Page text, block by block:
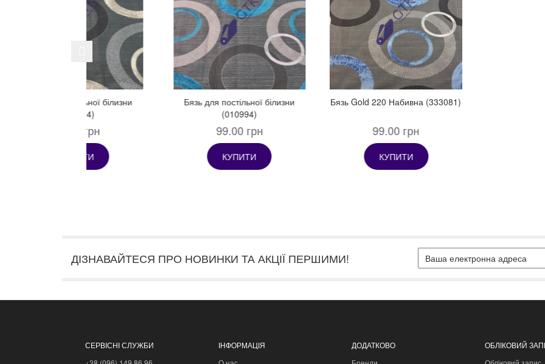
Бязь Gold 220 Набивна (333081)
Previous
ДІЗНАВАЙТЕСЯ ПРО НОВИНКИ ТА АКЦІЇ ПЕРШИМИ!
СЕРВІСНІ СЛУЖБИ
ІНФОРМАЦІЯ
ДОДАТКОВО
ОБЛІКОВИЙ